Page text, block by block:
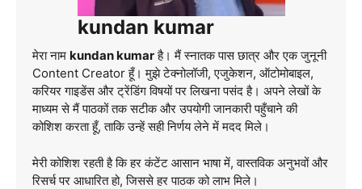
kundan kumar
मेरा नाम kundan kumarहै। मैं स्नातक पास छात्र और एक जुनूनी
Content Creator हूँ। मुझे टेक्नोलॉजी, एजुकेशन, ऑटोमोबाइल,
करियर गाइडेंस और ट्रेंडिंग विषयों पर लिखना पसंद है। अपने लेखों के
माध्यम से मैं पाठकों तक सटीक और उपयोगी जानकारी पहुँचाने की
कोशिश करता हूँ, ताकि उन्हें सही निर्णय लेने में मदद मिले।
मेरी कोशिश रहती है कि हर कंटेंट आसान भाषा में, वास्तविक अनुभवों और
रिसर्च पर आधारित हो, जिससे हर पाठक को लाभ मिले।